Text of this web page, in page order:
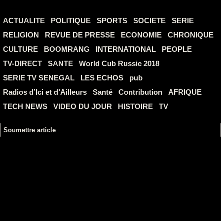
ACTUALITE POLITIQUE SPORTS SOCIETE
SERIE
RELIGION
REVUE DE PRESSE ECONOMIE
CHRONIQUE
CULTURE
BOOMRANG INTERNATIONAL
PEOPLE
TV-DIRECT
SANTE
World Cub Russie 2018
SERIE TV SENEGAL
LES ECHOS
pub
Radios d’Ici et d’Ailleurs
Santé Contribution
AFRIQUE
TECH NEWS
VIDEO DU JOUR HISTOIRE TV
Soumettre article